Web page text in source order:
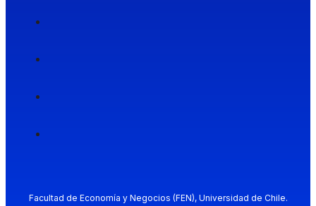
Facultad de Economía y Negocios (FEN), Universidad de Chile.